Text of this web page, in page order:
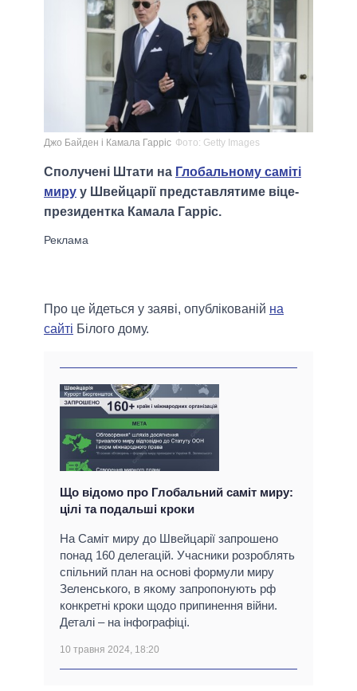
Джо Байден і Камала Гарріс Фото: Getty Images
Сполучені Штати на Глобальному саміті
миру у Швейцарії представлятиме віце-
президентка Камала Гарріс.
Про це йдеться у заяві, опублікованій на
сайті Білого дому.
Що відомо про Глобальний саміт миру:
цілі та подальші кроки
На Саміт миру до Швейцарії запрошено
понад 160 делегацій. Учасники розроблять
спільний план на основі формули миру
Зеленського, в якому запропонують рф
конкретні кроки щодо припинення війни.
Деталі – на інфографіці.
10 травня 2024, 18:20